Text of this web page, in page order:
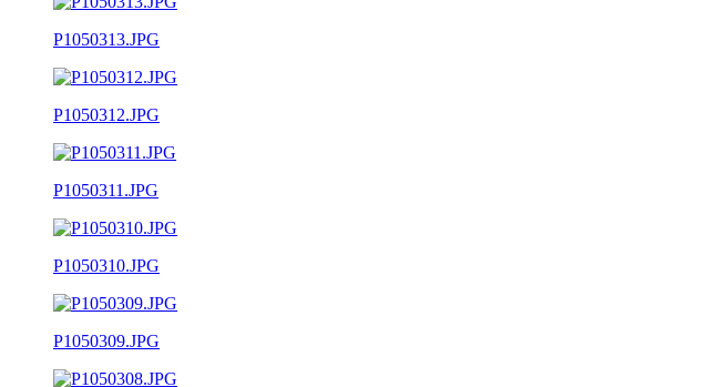
P1050313.JPG
P1050312.JPG
P1050311.JPG
P1050310.JPG
P1050309.JPG